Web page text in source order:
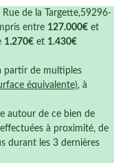
Rue de la Targette,59296-
entre 127.000€ et
1.270€ et 1.430€
partir de multiples
équivalente), à
autour de ce bien de
à proximité, de
durant les 3 dernières